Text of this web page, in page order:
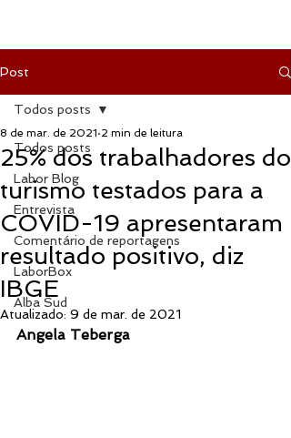
Post
Todos posts
Labor Blog
Entrevista
Comentário de reportagens
LaborBox
Alba Sud
Todos posts
25% dos trabalhadores do
turismo testados para a
COVID-19 apresentaram
resultado positivo, diz
IBGE
8 de mar. de 2021 2 min de leitura
Atualizado: 9 de mar. de 2021
Angela Teberga